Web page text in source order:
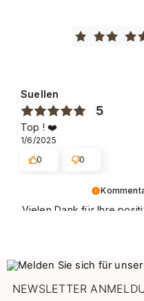
Vielen Dank für Ihre
Suellen
5
Top ! ❤️
1/6/2025
0
0
NEWSLETTER